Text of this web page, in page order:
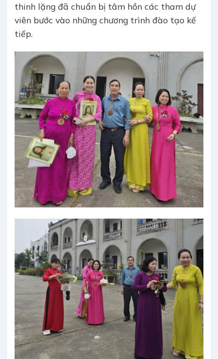
thinh lặng đã chuẩn bị tâm hồn các tham dự
viên bước vào những chương trình đào tạo kế
tiếp.